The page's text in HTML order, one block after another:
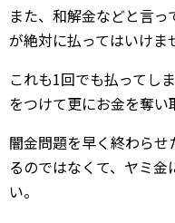
また、和解金などと言
が絶対に払ってはいけま
これも1回でも払ってし
をつけて更にお金を奪い
闇金問題を早く終わら
るのではなくて、ヤミ
い。